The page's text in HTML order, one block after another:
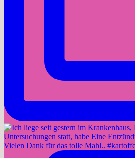
Vielen Dank für das tolle Mahl..